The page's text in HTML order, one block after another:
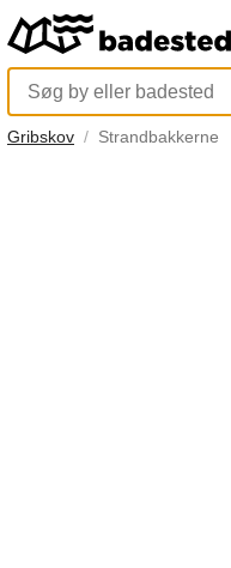
Gribskov Strandbakkerne